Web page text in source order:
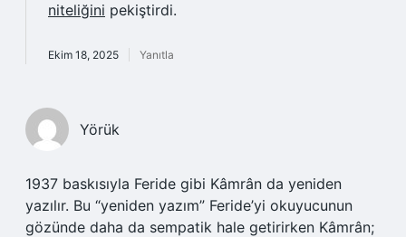
niteliğini pekiştirdi.
Ekim 18, 2025 Yanıtla
Yörük
1937 baskısıyla Feride gibi Kâmrân da yeniden
yazılır. Bu “yeniden yazım” Feride’yi okuyucunun
gözünde daha da sempatik hale getirirken Kâmrân;